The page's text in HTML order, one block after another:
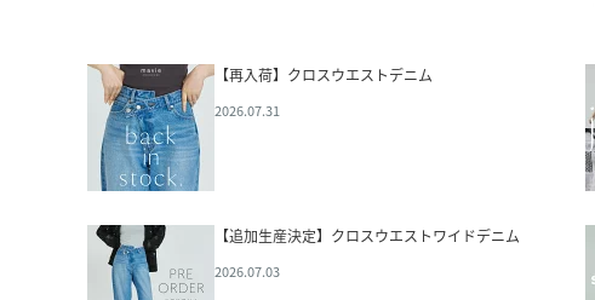
【再入荷】クロスウエストデニム
2026.07.31
【追加生産決定】クロスウエストワイドデニム
2026.07.03